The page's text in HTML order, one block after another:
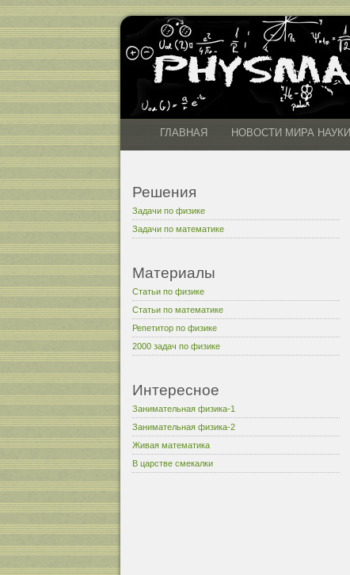
ГЛАВНАЯ НОВОСТИ МИРА НАУКИ
Решения
Задачи по физике
Задачи по математике
Материалы
Статьи по физике
Статьи по математике
Репетитор по физике
2000 задач по физике
Интересное
Занимательная физика-1
Занимательная физика-2
Живая математика
В царстве смекалки